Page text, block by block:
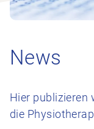
News
Hier publizieren
die